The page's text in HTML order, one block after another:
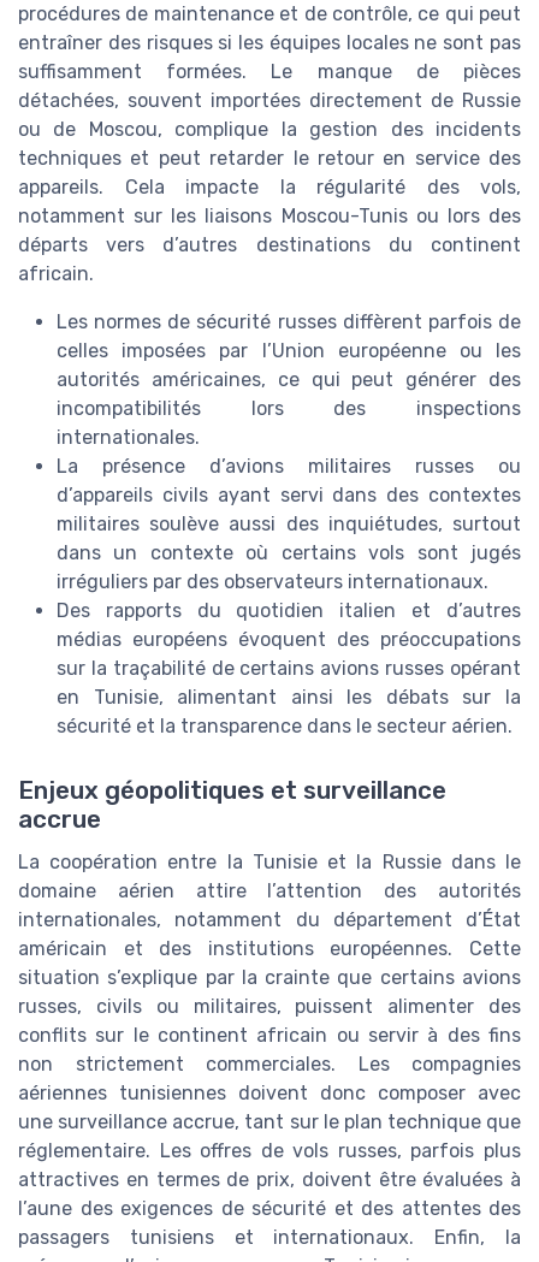
procédures de maintenance et de contrôle, ce qui peut
entraîner des risques si les équipes locales ne sont pas
suffisamment formées. Le manque de pièces
détachées, souvent importées directement de Russie
ou de Moscou, complique la gestion des incidents
techniques et peut retarder le retour en service des
appareils. Cela impacte la régularité des vols,
notamment sur les liaisons Moscou-Tunis ou lors des
départs vers d’autres destinations du continent
africain.
Les normes de sécurité russes diffèrent parfois de
celles imposées par l’Union européenne ou les
autorités américaines, ce qui peut générer des
incompatibilités lors des inspections
internationales.
La présence d’avions militaires russes ou
d’appareils civils ayant servi dans des contextes
militaires soulève aussi des inquiétudes, surtout
dans un contexte où certains vols sont jugés
irréguliers par des observateurs internationaux.
Des rapports du quotidien italien et d’autres
médias européens évoquent des préoccupations
sur la traçabilité de certains avions russes opérant
en Tunisie, alimentant ainsi les débats sur la
sécurité et la transparence dans le secteur aérien.
Enjeux géopolitiques et surveillance
accrue
La coopération entre la Tunisie et la Russie dans le
domaine aérien attire l’attention des autorités
internationales, notamment du département d’État
américain et des institutions européennes. Cette
situation s’explique par la crainte que certains avions
russes, civils ou militaires, puissent alimenter des
conflits sur le continent africain ou servir à des fins
non strictement commerciales. Les compagnies
aériennes tunisiennes doivent donc composer avec
une surveillance accrue, tant sur le plan technique que
réglementaire. Les offres de vols russes, parfois plus
attractives en termes de prix, doivent être évaluées à
l’aune des exigences de sécurité et des attentes des
passagers tunisiens et internationaux. Enfin, la